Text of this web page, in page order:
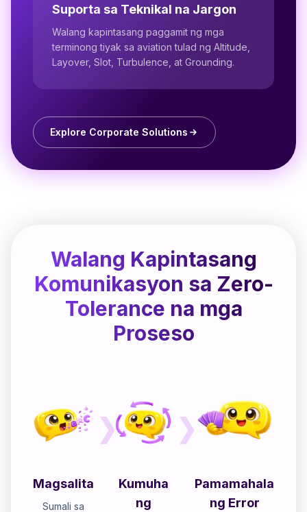
Suporta sa Teknikal na Jargon
Walang kapintasang paggamit ng mga
terminong tiyak sa aviation tulad ng Altitude,
Layover, Slot, Turbulence, at Grounding.
Explore Corporate Solutions
Walang Kapintasang
Komunikasyon sa Zero-
Tolerance na mga
Proseso
Magsalita
Sumali sa
Kumuha
ng
Pamamahala
ng Error